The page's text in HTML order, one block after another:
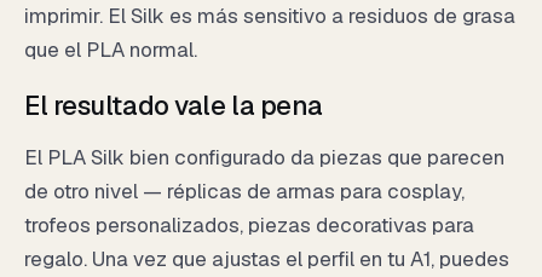
imprimir. El Silk es más sensitivo a residuos de grasa
que el PLA normal.
El resultado vale la pena
El PLA Silk bien configurado da piezas que parecen
de otro nivel — réplicas de armas para cosplay,
trofeos personalizados, piezas decorativas para
regalo. Una vez que ajustas el perfil en tu A1, puedes